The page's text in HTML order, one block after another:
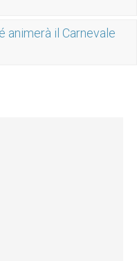
animerà il Carnevale